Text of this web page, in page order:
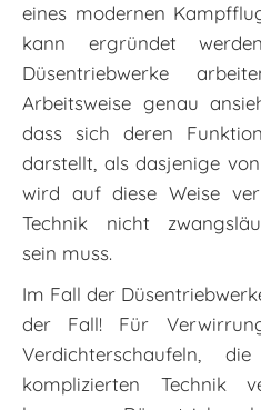
eines modernen
kann ergründet
Düsentriebwerke
Arbeitsweise genau
dass sich deren
darstellt, als dasjenige
wird auf diese Weise
Technik nicht
sein muss.
Im Fall der
der Fall! Für
Verdichterschaufeln,
komplizierten Technik